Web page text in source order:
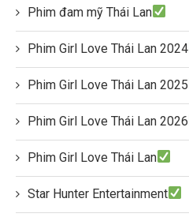
Phim đam mỹ Thái Lan
Phim Girl Love Thái Lan 2024
Phim Girl Love Thái Lan 2025
Phim Girl Love Thái Lan 2026
Phim Girl Love Thái Lan
Star Hunter Entertainment